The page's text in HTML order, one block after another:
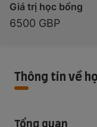
Giá trị học bổng
6500 GBP
Thông tin về
Tổng quan